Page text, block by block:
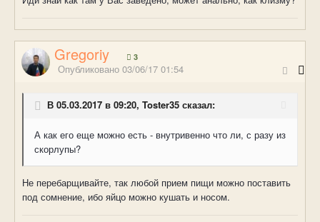
Gregoriy 3
Опубликовано 03/06/17 01:54
В 05.03.2017 в 09:20, Toster35 сказал:
А как его еще можно есть - внутривенно что ли, с разу из
скорлупы?
Не перебарщивайте, так любой прием пищи можно поставить
под сомнение, ибо яйцо можно кушать и носом.